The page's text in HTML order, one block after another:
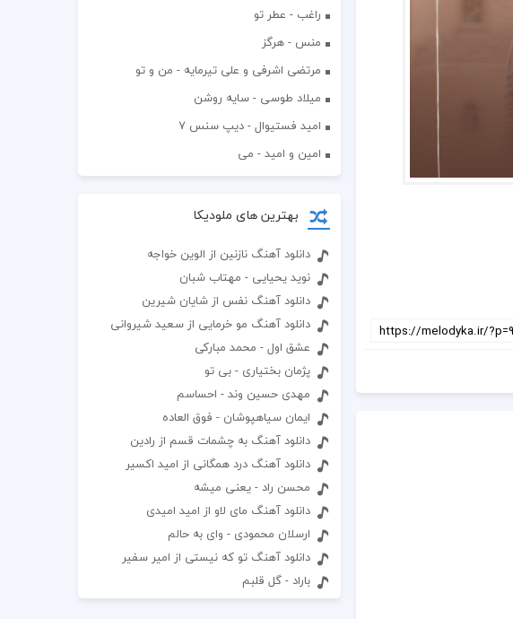
راغب - عطر تو
منس - هرگز
مرتضی اشرفی و علی تیرمایه - من و تو
میلاد طوسی - سایه روشن
اميد فستيوال - ديپ سنس ۷
امین و امید - می
بهترین های ملودیکا
دانلود آهنگ نازنین از الوین خواجه
نوید یحیایی - مهتاب شبان
دانلود آهنگ نفس از شایان شیرین
دانلود آهنگ مو خرمایی از سعید شیروانی
عشق اول - محمد مبارکی
پژمان بختیاری - بی تو
مهدی حسین وند - احساسم
ایمان سیاهپوشان - فوق العاده
دانلود آهنگ به چشمات قسم از رادین
دانلود آهنگ درد همگانی از امید اکسیر
محسن راد - یعنی میشه
دانلود آهنگ مای لاو از امید امیدی
ارسلان محمودی - وای به حالم
دانلود آهنگ تو که نیستی از امیر سفیر
باراد - گل قلبم